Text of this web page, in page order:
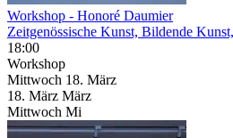
Workshop - Honoré Daumier
Zeitgenössische Kunst, Bildende
18:00
Workshop
Mittwoch 18. März
18. März März
Mittwoch Mi